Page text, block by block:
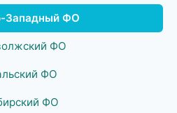
Западный ФО
ФО
ФО
ФО